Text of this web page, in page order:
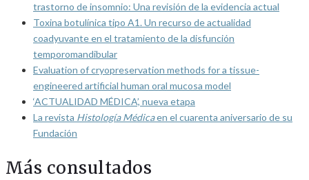
trastorno de insomnio: Una revisión de la evidencia actual
Toxina botulínica tipo A1. Un recurso de actualidad
coadyuvante en el tratamiento de la disfunción
temporomandibular
Evaluation of cryopreservation methods for a tissue-
engineered artificial human oral mucosa model
‘ACTUALIDAD MÉDICA’, nueva etapa
La revista Histología Médicaen el cuarenta aniversario de su
Fundación
Más consultados